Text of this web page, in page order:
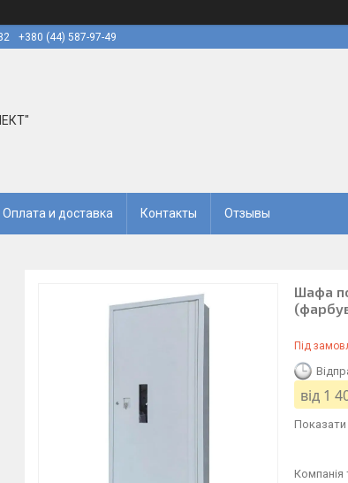
+380 (44) 587-97-49
Оплата и доставка Контакты Отзывы
Шафа
Під
від 1
Показати